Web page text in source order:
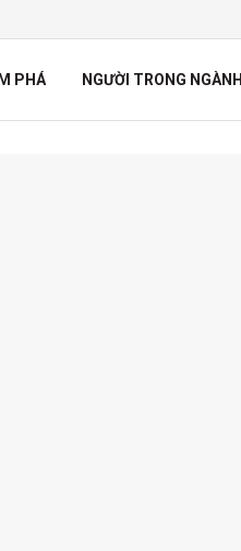
PHÁ NGƯỜI TRONG NGÀNH